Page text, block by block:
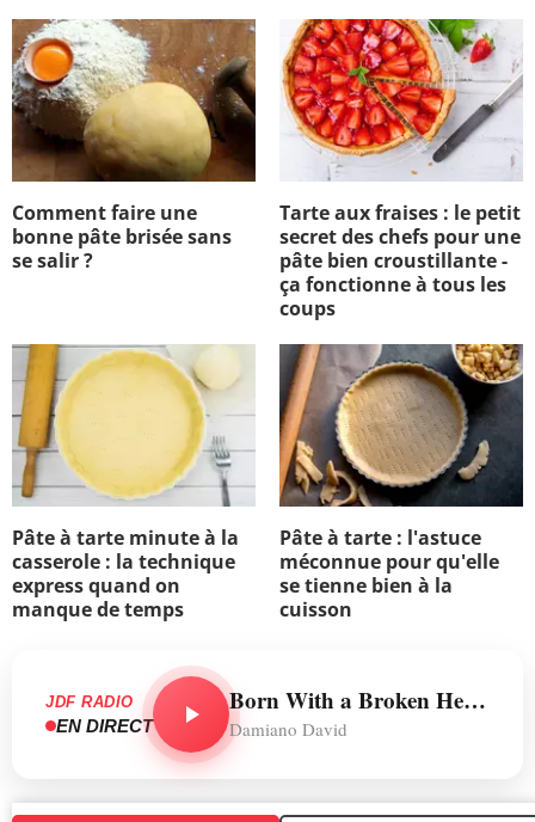
Comment faire une
bonne pâte brisée sans
se salir ?
Tarte aux fraises : le petit
secret des chefs pour une
pâte bien croustillante -
ça fonctionne à tous les
coups
Pâte à tarte minute à la
casserole : la technique
express quand on
manque de temps
Pâte à tarte : l'astuce
méconnue pour qu'elle
se tienne bien à la
cuisson
JDF RADIO
EN DIRECT
Born With a Broken Heart
Damiano David